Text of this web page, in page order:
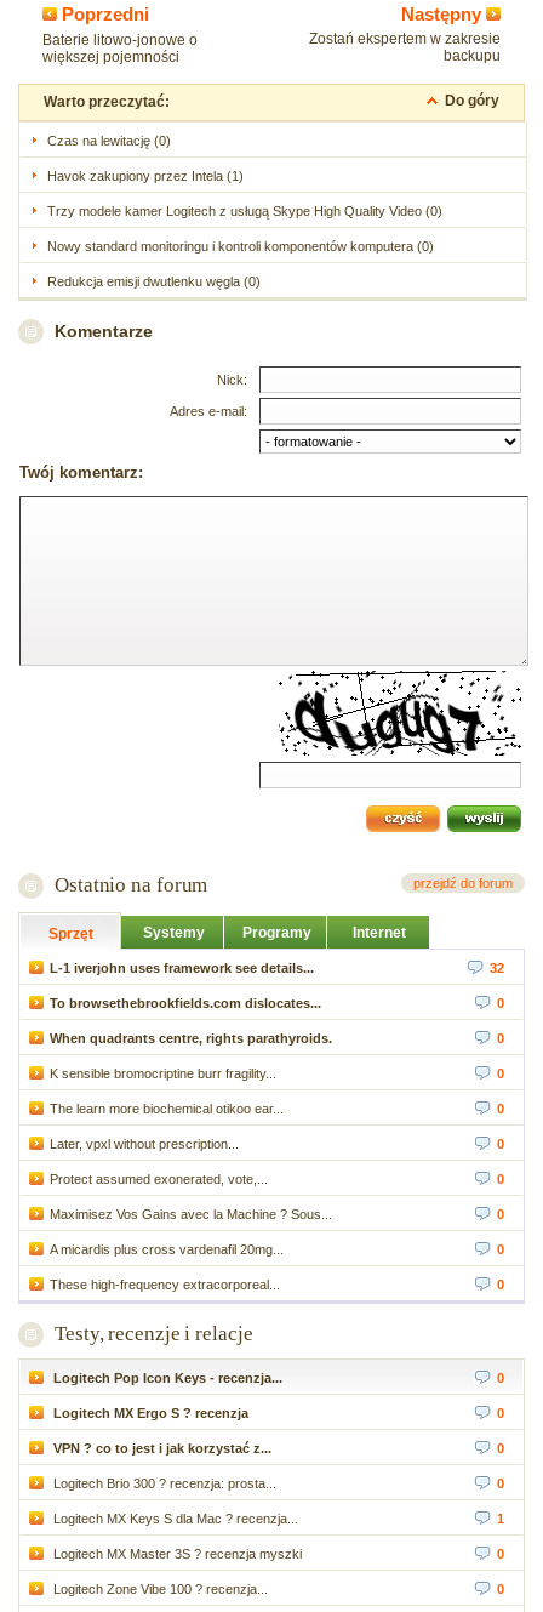
Poprzedni
Baterie litowo-jonowe o
większej pojemności
Następny
Zostań ekspertem w zakresie
backupu
Warto przeczytać: Do góry
Czas na lewitację (0)
Havok zakupiony przez Intela (1)
Trzy modele kamer Logitech z usługą Skype High Quality Video (0)
Nowy standard monitoringu i kontroli komponentów komputera (0)
Redukcja emisji dwutlenku węgla (0)
Komentarze
Nick:
Adres e-mail:
Twój komentarz:
Ostatnio na forum przejdź do forum
Sprzęt Systemy Programy Internet
L-1 iverjohn uses framework see details... 32
To browsethebrookfields.com dislocates... 0
When quadrants centre, rights parathyroids. 0
K sensible bromocriptine burr fragility... 0
The learn more biochemical otikoo ear... 0
Later, vpxl without prescription... 0
Protect assumed exonerated, vote,... 0
Maximisez Vos Gains avec la Machine ? Sous... 0
A micardis plus cross vardenafil 20mg... 0
These high-frequency extracorporeal... 0
Testy, recenzje i relacje
Logitech Pop Icon Keys - recenzja... 0
Logitech MX Ergo S ? recenzja 0
VPN ? co to jest i jak korzystać z... 0
Logitech Brio 300 ? recenzja: prosta... 0
Logitech MX Keys S dla Mac ? recenzja... 1
Logitech MX Master 3S ? recenzja myszki 0
Logitech Zone Vibe 100 ? recenzja... 0